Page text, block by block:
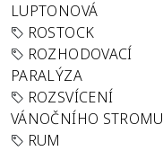
LUPTONOVÁ
ROSTOCK
ROZHODOVACÍ
PARALÝZA
ROZSVÍCENÍ
VÁNOČNÍHO STROMU
RUM